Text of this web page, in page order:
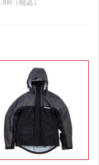
（税込）